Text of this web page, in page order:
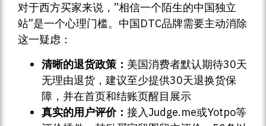
对于西方买家来说，”相信一个陌生的中国独立
站”是一个心理门槛。中国DTC品牌需要主动消除
这一疑虑：
清晰的退货政策： 美国消费者默认期待30天
无理由退货，建议至少提供30天退换货保
障，并在首页和结账页醒目展示
真实的用户评价： 接入Judge.me或Yotpo等